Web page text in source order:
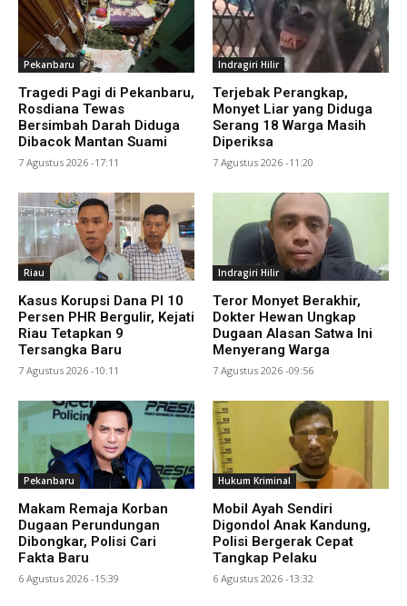
Pekanbaru
Tragedi Pagi di Pekanbaru,
Rosdiana Tewas
Bersimbah Darah Diduga
Dibacok Mantan Suami
7 Agustus 2026 -17:11
Indragiri Hilir
Terjebak Perangkap,
Monyet Liar yang Diduga
Serang 18 Warga Masih
Diperiksa
7 Agustus 2026 -11:20
Riau
Kasus Korupsi Dana PI 10
Persen PHR Bergulir, Kejati
Riau Tetapkan 9
Tersangka Baru
7 Agustus 2026 -10:11
Indragiri Hilir
Teror Monyet Berakhir,
Dokter Hewan Ungkap
Dugaan Alasan Satwa Ini
Menyerang Warga
7 Agustus 2026 -09:56
Pekanbaru
Makam Remaja Korban
Dugaan Perundungan
Dibongkar, Polisi Cari
Fakta Baru
6 Agustus 2026 -15:39
Hukum Kriminal
Mobil Ayah Sendiri
Digondol Anak Kandung,
Polisi Bergerak Cepat
Tangkap Pelaku
6 Agustus 2026 -13:32